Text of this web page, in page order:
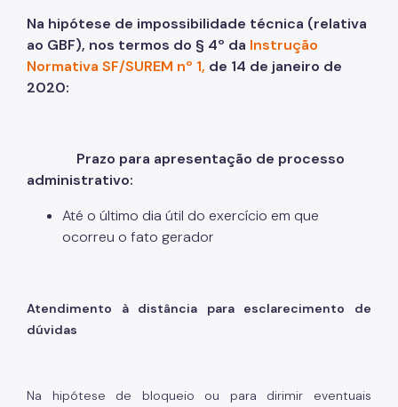
Simples Nacional (Supersimples)
Taxa de Resíduos Sólidos
Contas Públicas
Legislação
Na hipótese de impossibilidade técnica (relativa
ao GBF), nos termos do § 4º da Instrução
Normativa SF/SUREM nº 1, de 14 de janeiro de
2020:
Prazo para apresentação de processo
administrativo:
Até o último dia útil do exercício em que
ocorreu o fato gerador
Atendimento à distância para esclarecimento de
dúvidas
Na hipótese de bloqueio ou para dirimir eventuais